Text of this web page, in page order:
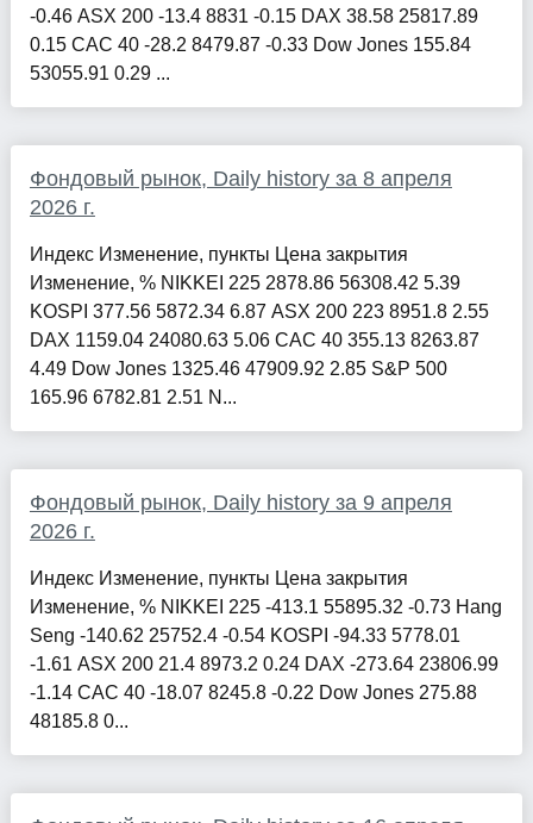
-0.46 ASX 200 -13.4 8831 -0.15 DAX 38.58 25817.89
0.15 CAC 40 -28.2 8479.87 -0.33 Dow Jones 155.84
53055.91 0.29 ...
Фондовый рынок, Daily history за 8 апреля
2026 г.
Индекс Изменение, пункты Цена закрытия
Изменение, % NIKKEI 225 2878.86 56308.42 5.39
KOSPI 377.56 5872.34 6.87 ASX 200 223 8951.8 2.55
DAX 1159.04 24080.63 5.06 CAC 40 355.13 8263.87
4.49 Dow Jones 1325.46 47909.92 2.85 S&P 500
165.96 6782.81 2.51 N...
Фондовый рынок, Daily history за 9 апреля
2026 г.
Индекс Изменение, пункты Цена закрытия
Изменение, % NIKKEI 225 -413.1 55895.32 -0.73 Hang
Seng -140.62 25752.4 -0.54 KOSPI -94.33 5778.01
-1.61 ASX 200 21.4 8973.2 0.24 DAX -273.64 23806.99
-1.14 CAC 40 -18.07 8245.8 -0.22 Dow Jones 275.88
48185.8 0...